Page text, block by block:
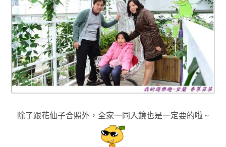
除了跟花仙子合照外，全家一同入鏡也是一定要的啦 ~